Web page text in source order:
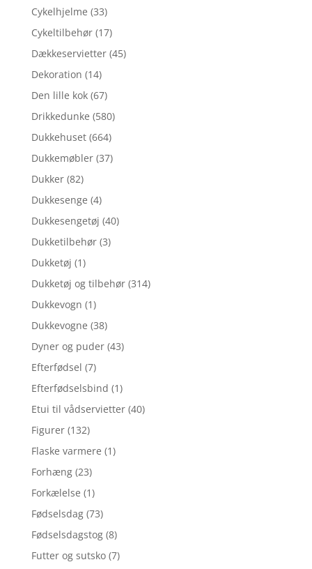
Cykelhjelme (33)
Cykeltilbehør (17)
Dækkeservietter (45)
Dekoration (14)
Den lille kok (67)
Drikkedunke (580)
Dukkehuset (664)
Dukkemøbler (37)
Dukker (82)
Dukkesenge (4)
Dukkesengetøj (40)
Dukketilbehør (3)
Dukketøj (1)
Dukketøj og tilbehør (314)
Dukkevogn (1)
Dukkevogne (38)
Dyner og puder (43)
Efterfødsel (7)
Efterfødselsbind (1)
Etui til vådservietter (40)
Figurer (132)
Flaske varmere (1)
Forhæng (23)
Forkælelse (1)
Fødselsdag (73)
Fødselsdagstog (8)
Futter og sutsko (7)